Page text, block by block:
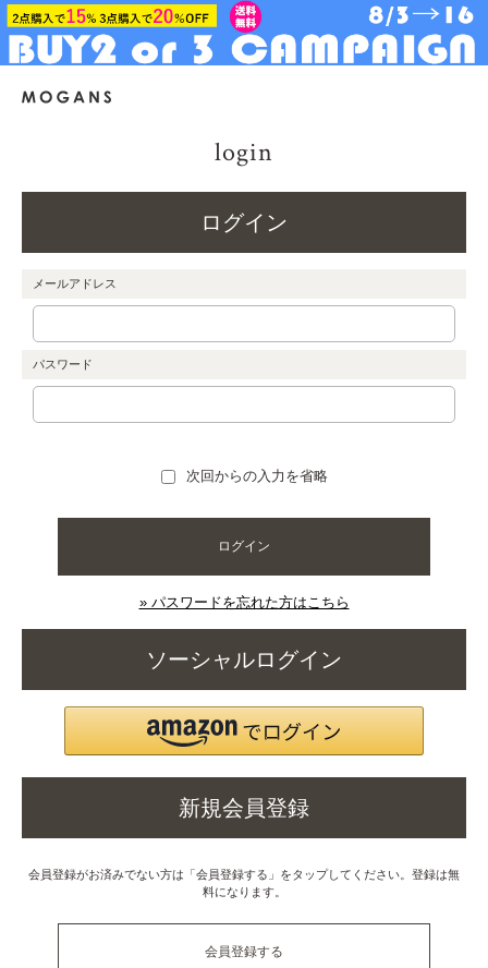
login
ログイン
メールアドレス
パスワード
次回からの入力を省略
ログイン
» パスワードを忘れた方はこちら
ソーシャルログイン
新規会員登録
会員登録がお済みでない方は「会員登録する」をタップしてください。登録は無
料になります。
会員登録する